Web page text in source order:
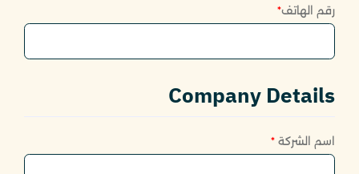
رقم الهاتف*
Company Details
اسم الشركة *